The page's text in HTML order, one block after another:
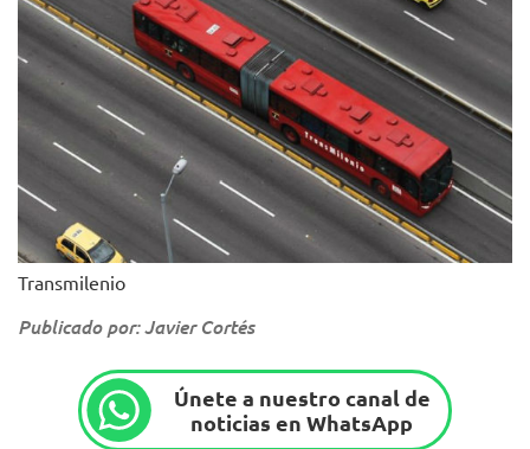
Transmilenio
Publicado por: Javier Cortés
Únete a nuestro canal de
noticias en WhatsApp